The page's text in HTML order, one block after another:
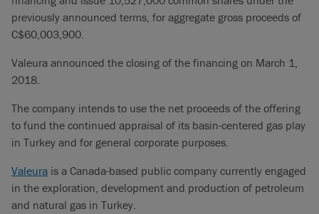
previously announced terms, for aggregate gross proceeds of
C$60,003,900.
Valeura announced the closing of the financing on March 1,
2018.
The company intends to use the net proceeds of the offering
to fund the continued appraisal of its basin-centered gas play
in Turkey and for general corporate purposes.
Valeura is a Canada-based public company currently engaged
in the exploration, development and production of petroleum
and natural gas in Turkey.